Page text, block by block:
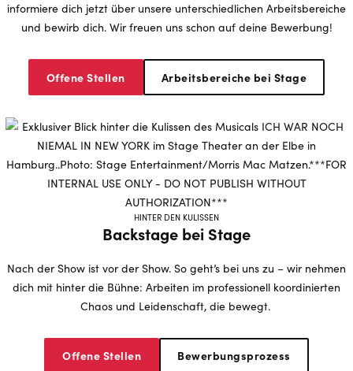
informiere dich jetzt über unsere unterschiedlichen Arbeitsbereiche
und bewirb dich. Wir freuen uns schon auf deine Bewerbung!
Offene Stellen Arbeitsbereiche bei Stage
HINTER DEN KULISSEN
Backstage bei Stage
Nach der Show ist vor der Show. So geht’s bei uns zu – wir nehmen
dich mit hinter die Bühne: Arbeiten im professionell koordinierten
Chaos und Leidenschaft, die bewegt.
Offene Stellen Bewerbungsprozess